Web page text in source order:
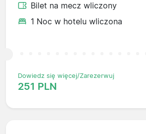
Bilet na mecz wliczony
1 Noc w hotelu wliczona
Dowiedz się więcej/Zarezerwuj
251 PLN